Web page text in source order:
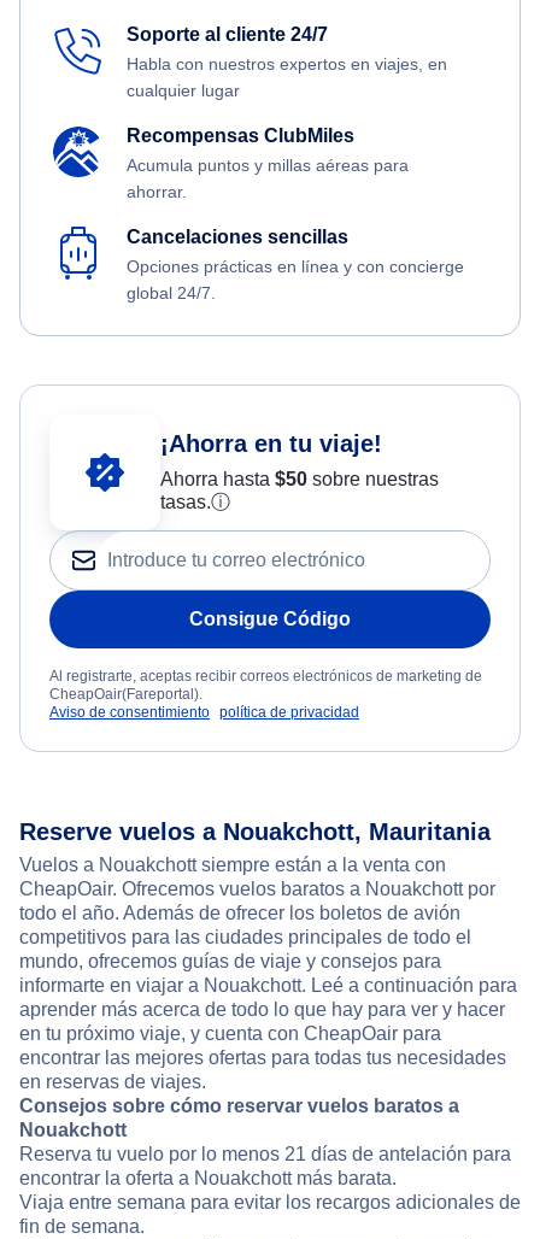
Soporte al cliente 24/7
Habla con nuestros expertos en viajes, en
cualquier lugar
Recompensas ClubMiles
Acumula puntos y millas aéreas para
ahorrar.
Cancelaciones sencillas
Opciones prácticas en línea y con concierge
global 24/7.
¡Ahorra en tu viaje!
Ahorra hasta $50sobre nuestras
tasas.ⓘ
Consigue Código
Al registrarte, aceptas recibir correos electrónicos de marketing de
CheapOair(Fareportal).
Aviso de consentimiento política de privacidad
Reserve vuelos a Nouakchott, Mauritania
Vuelos a Nouakchott siempre están a la venta con
CheapOair. Ofrecemos vuelos baratos a Nouakchott por
todo el año. Además de ofrecer los boletos de avión
competitivos para las ciudades principales de todo el
mundo, ofrecemos guías de viaje y consejos para
informarte en viajar a Nouakchott. Leé a continuación para
aprender más acerca de todo lo que hay para ver y hacer
en tu próximo viaje, y cuenta con CheapOair para
encontrar las mejores ofertas para todas tus necesidades
en reservas de viajes.
Consejos sobre cómo reservar vuelos baratos a
Nouakchott
Reserva tu vuelo por lo menos 21 días de antelación para
encontrar la oferta a Nouakchott más barata.
Viaja entre semana para evitar los recargos adicionales de
fin de semana.